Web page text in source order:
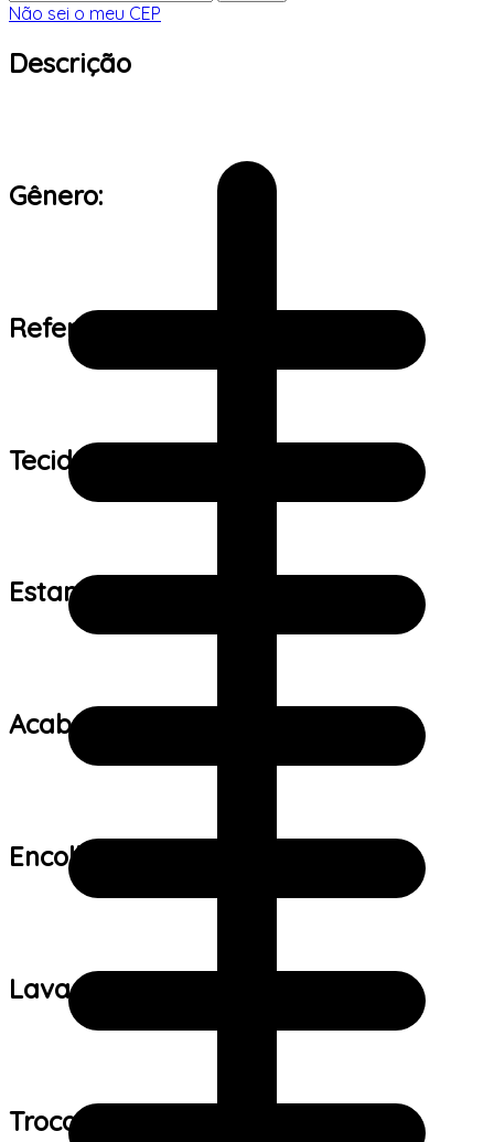
Não sei o meu CEP
Descrição
Gênero:
Referência de tamanho:
Tecido:
Estampa:
Acabamento:
Encolhimento:
Lavagem:
Trocas e devoluções: